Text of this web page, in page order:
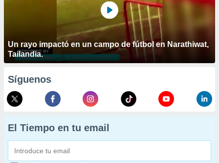
Un rayo impactó en un campo de fútbol en Narathiwat,
Tailandia.
Síguenos
El Tiempo en tu email